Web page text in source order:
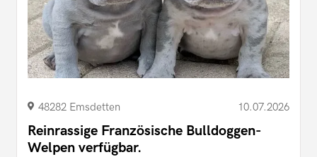
48282 Emsdetten 10.07.2026
Reinrassige Französische Bulldoggen-
Welpen verfügbar.